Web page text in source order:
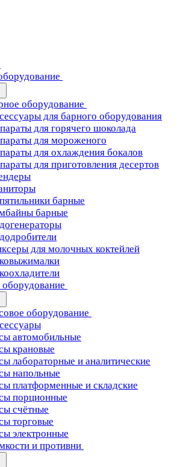
оборудование
для барного оборудования
для горячего шоколада
для мороженого
для охлаждения бокалов
для приготовления десертов
барные
барные
для молочных коктейлей
оборудование
автомобильные
крановые
лабораторные и аналитические
напольные
платформенные и складские
порционные
счётные
торговые
электронные
и противни